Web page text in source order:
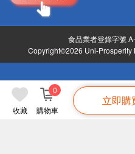
收藏 購物車
0
立即購
食品業者登錄字號
Copyright©2026 Uni-Prosperity